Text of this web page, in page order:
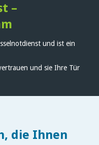
–
und ist ein
und sie Ihre Tür
die Ihnen